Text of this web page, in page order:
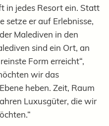
in jedes Resort ein. Statt
er auf Erlebnisse,
Malediven in den
sind ein Ort, an
Form erreicht“,
wir das
heben. Zeit, Raum
Luxusgüter, die wir